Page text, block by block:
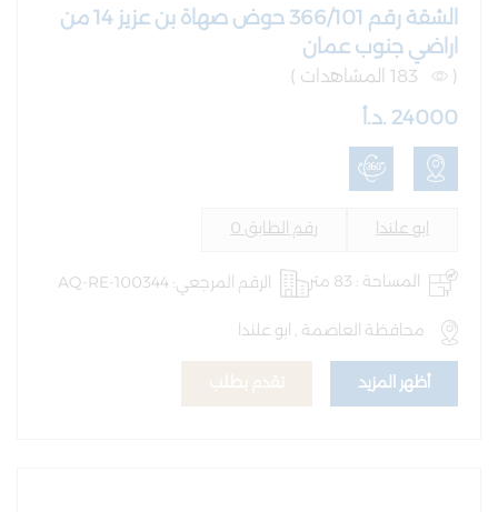
الشقة رقم 366/101 حوض صهاة بن عزيز 14 من
اراضي جنوب عمان
(
24000 .د.أ
ابو علندا رقم الطابق 0
المساحة : 83 متر
الرقم المرجعي: AQ-RE-100344
محافظة العاصمة , ابو علندا
أظهر المزيد